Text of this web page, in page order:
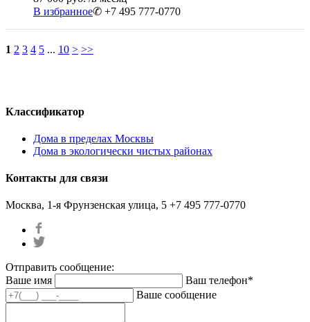
В избранное✆ +7 495 777-0770
1 2 3 4 5 ... 10 > >>
Классификатор
Дома в пределах Москвы
Дома в экологически чистых районах
Контакты для связи
Москва, 1-я Фрунзенская улица, 5 +7 495 777-0770
Отправить сообщение:
Ваше имя
Ваш телефон*
Ваше сообщение